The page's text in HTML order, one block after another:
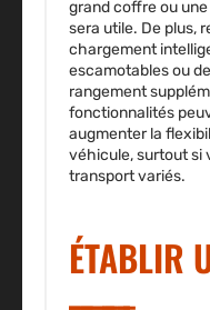
grand coffre ou
sera utile. De plus,
chargement
escamotables ou
rangement
fonctionnalités
augmenter la
véhicule, surtout si
transport variés.
ÉTABLIR